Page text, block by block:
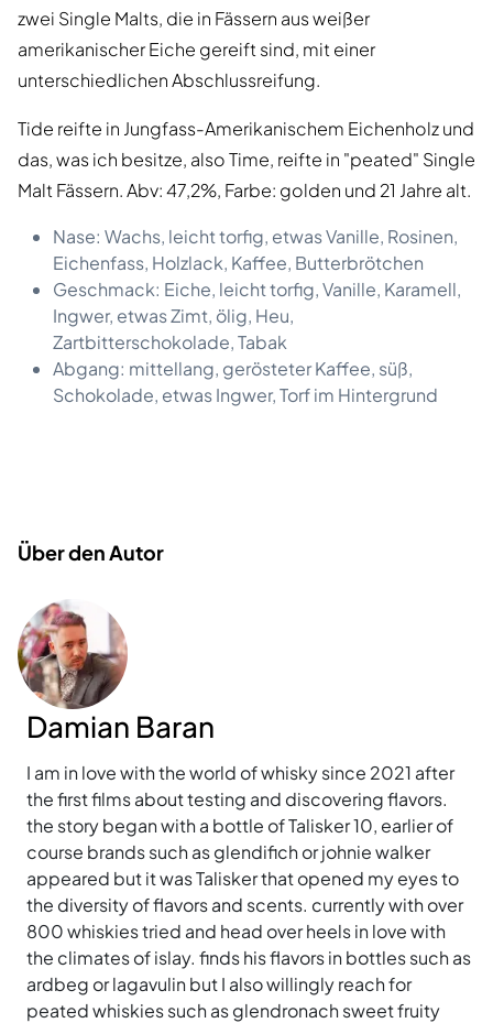
zwei Single Malts, die in Fässern aus weißer
amerikanischer Eiche gereift sind, mit einer
unterschiedlichen Abschlussreifung.
Tide reifte in Jungfass-Amerikanischem Eichenholz und
das, was ich besitze, also Time, reifte in "peated" Single
Malt Fässern. Abv: 47,2%, Farbe: golden und 21 Jahre alt.
Nase: Wachs, leicht torfig, etwas Vanille, Rosinen,
Eichenfass, Holzlack, Kaffee, Butterbrötchen
Geschmack: Eiche, leicht torfig, Vanille, Karamell,
Ingwer, etwas Zimt, ölig, Heu,
Zartbitterschokolade, Tabak
Abgang: mittellang, gerösteter Kaffee, süß,
Schokolade, etwas Ingwer, Torf im Hintergrund
Über den Autor
Damian Baran
I am in love with the world of whisky since 2021 after
the first films about testing and discovering flavors.
the story began with a bottle of Talisker 10, earlier of
course brands such as glendifich or johnie walker
appeared but it was Talisker that opened my eyes to
the diversity of flavors and scents. currently with over
800 whiskies tried and head over heels in love with
the climates of islay. finds his flavors in bottles such as
ardbeg or lagavulin but I also willingly reach for
peated whiskies such as glendronach sweet fruity